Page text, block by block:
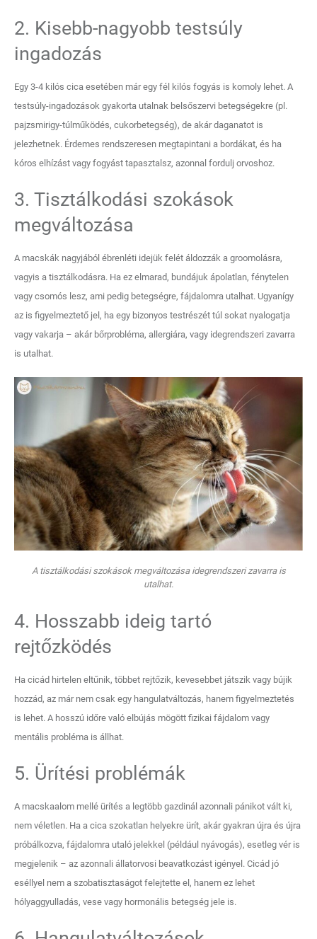
2. Kisebb-nagyobb testsúly
ingadozás
Egy 3-4 kilós cica esetében már egy fél kilós fogyás is komoly lehet. A
testsúly-ingadozások gyakorta utalnak belsőszervi betegségekre (pl.
pajzsmirigy-túlműködés, cukorbetegség), de akár daganatot is
jelezhetnek. Érdemes rendszeresen megtapintani a bordákat, és ha
kóros elhízást vagy fogyást tapasztalsz, azonnal fordulj orvoshoz.
3. Tisztálkodási szokások
megváltozása
A macskák nagyjából ébrenléti idejük felét áldozzák a groomolásra,
vagyis a tisztálkodásra. Ha ez elmarad, bundájuk ápolatlan, fénytelen
vagy csomós lesz, ami pedig betegségre, fájdalomra utalhat. Ugyanígy
az is figyelmeztető jel, ha egy bizonyos testrészét túl sokat nyalogatja
vagy vakarja – akár bőrprobléma, allergiára, vagy idegrendszeri zavarra
is utalhat.
A tisztálkodási szokások megváltozása idegrendszeri zavarra is
utalhat.
4. Hosszabb ideig tartó
rejtőzködés
Ha cicád hirtelen eltűnik, többet rejtőzik, kevesebbet játszik vagy bújik
hozzád, az már nem csak egy hangulatváltozás, hanem figyelmeztetés
is lehet. A hosszú időre való elbújás mögött fizikai fájdalom vagy
mentális probléma is állhat.
5. Ürítési problémák
A macskaalom mellé ürítés a legtöbb gazdinál azonnali pánikot vált ki,
nem véletlen. Ha a cica szokatlan helyekre ürít, akár gyakran újra és újra
próbálkozva, fájdalomra utaló jelekkel (például nyávogás), esetleg vér is
megjelenik – az azonnali állatorvosi beavatkozást igényel. Cicád jó
eséllyel nem a szobatisztaságot felejtette el, hanem ez lehet
hólyaggyulladás, vese vagy hormonális betegség jele is.